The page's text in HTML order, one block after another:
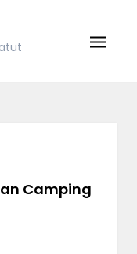
Camping